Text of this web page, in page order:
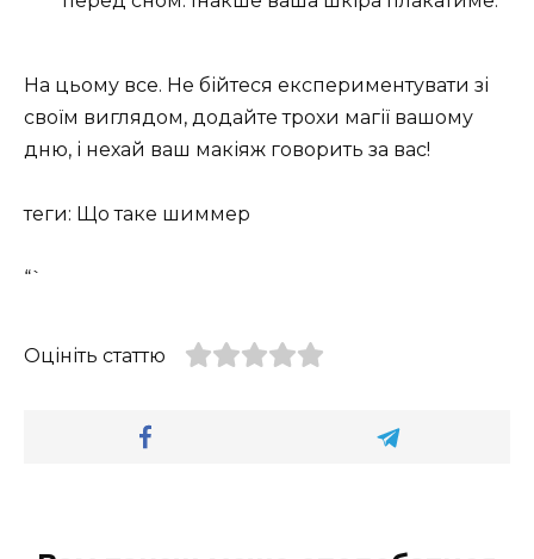
На цьому все. Не бійтеся експериментувати зі
своїм виглядом, додайте трохи магії вашому
дню, і нехай ваш макіяж говорить за вас!
теги: Що таке шиммер
“`
Оцініть статтю